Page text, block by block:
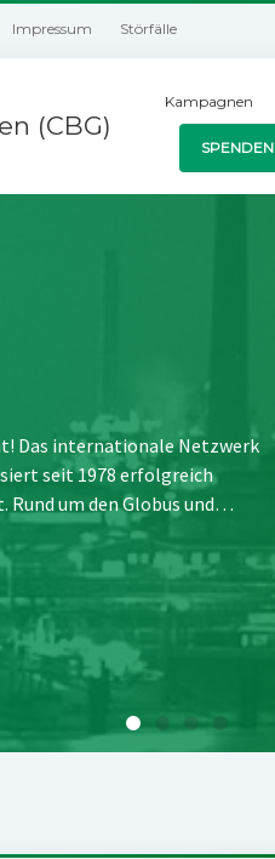
Impressum Störfälle
(CBG)
Kampagnen
SPENDEN
Das internationale Netzwerk
seit 1978 erfolgreich
Rund um den Globus und…